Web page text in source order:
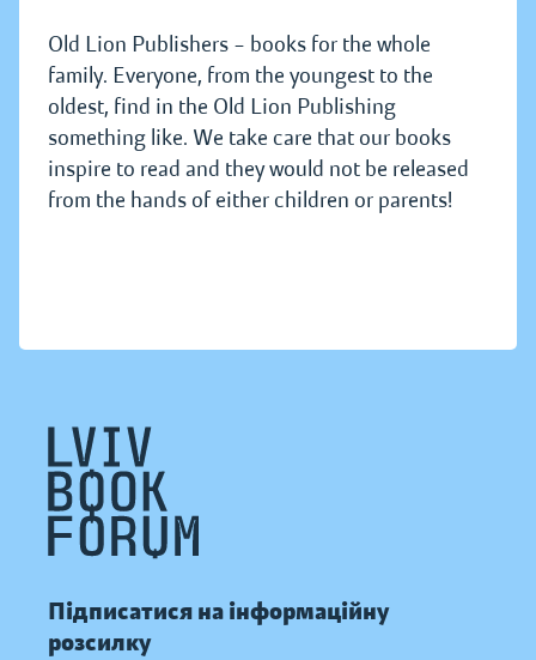
Old Lion Publishers – books for the whole
family. Everyone, from the youngest to the
oldest, find in the Old Lion Publishing
something like. We take care that our books
inspire to read and they would not be released
from the hands of either children or parents!
Підписатися на інформаційну
розсилку